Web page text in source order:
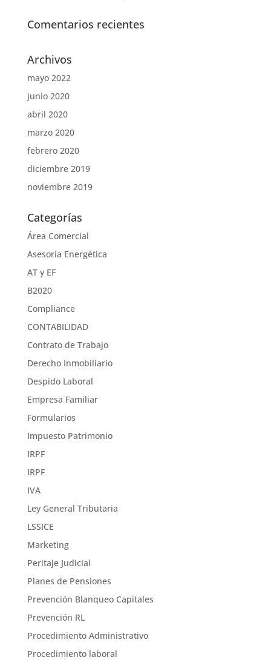
Comentarios recientes
Archivos
mayo 2022
junio 2020
abril 2020
marzo 2020
febrero 2020
diciembre 2019
noviembre 2019
Categorías
Área Comercial
Asesoría Energética
AT y EF
B2020
Compliance
CONTABILIDAD
Contrato de Trabajo
Derecho Inmobiliario
Despido Laboral
Empresa Familiar
Formularios
Impuesto Patrimonio
IRPF
IRPF
IVA
Ley General Tributaria
LSSICE
Marketing
Peritaje Judicial
Planes de Pensiones
Prevención Blanqueo Capitales
Prevención RL
Procedimiento Administrativo
Procedimiento laboral